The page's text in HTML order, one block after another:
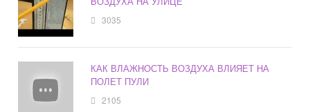
3035
КАК ВЛАЖНОСТЬ ВОЗДУХА ВЛИЯЕТ НА
ПОЛЕТ ПУЛИ
2105